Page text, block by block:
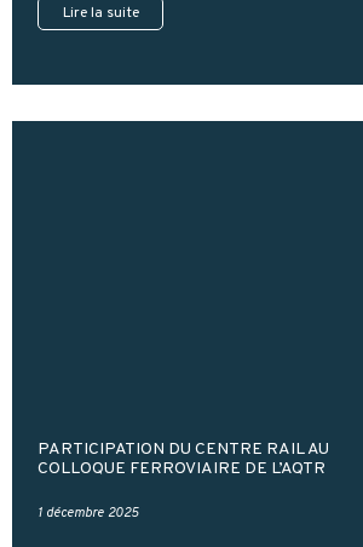
Lire la suite
PARTICIPATION DU CENTRE RAIL AU
COLLOQUE FERROVIAIRE DE L’AQTR
1 décembre 2025